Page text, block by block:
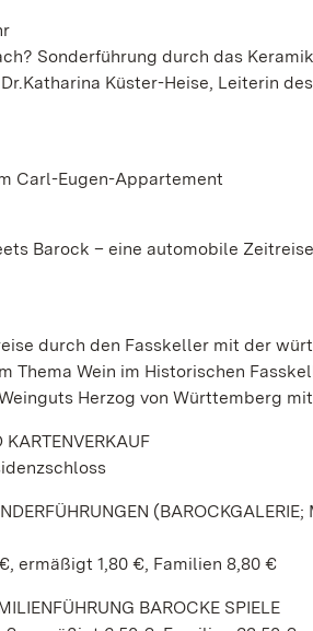
Sonderführung durch das
Küster-Heise, Leiterin
Carl-Eugen-Appartement
Barock – eine automobile
durch den Fasskeller mit der
Thema Wein im Historischen
Herzog von Württemberg
KARTENVERKAUF
ermäßigt 1,80 €, Familien 8,80 €
BAROCKE SPIELE